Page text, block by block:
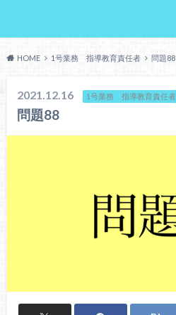
HOME 1号業務 指導教育責任者 問題88
2021.12.16 1号業務 指導教育責任者
問題88